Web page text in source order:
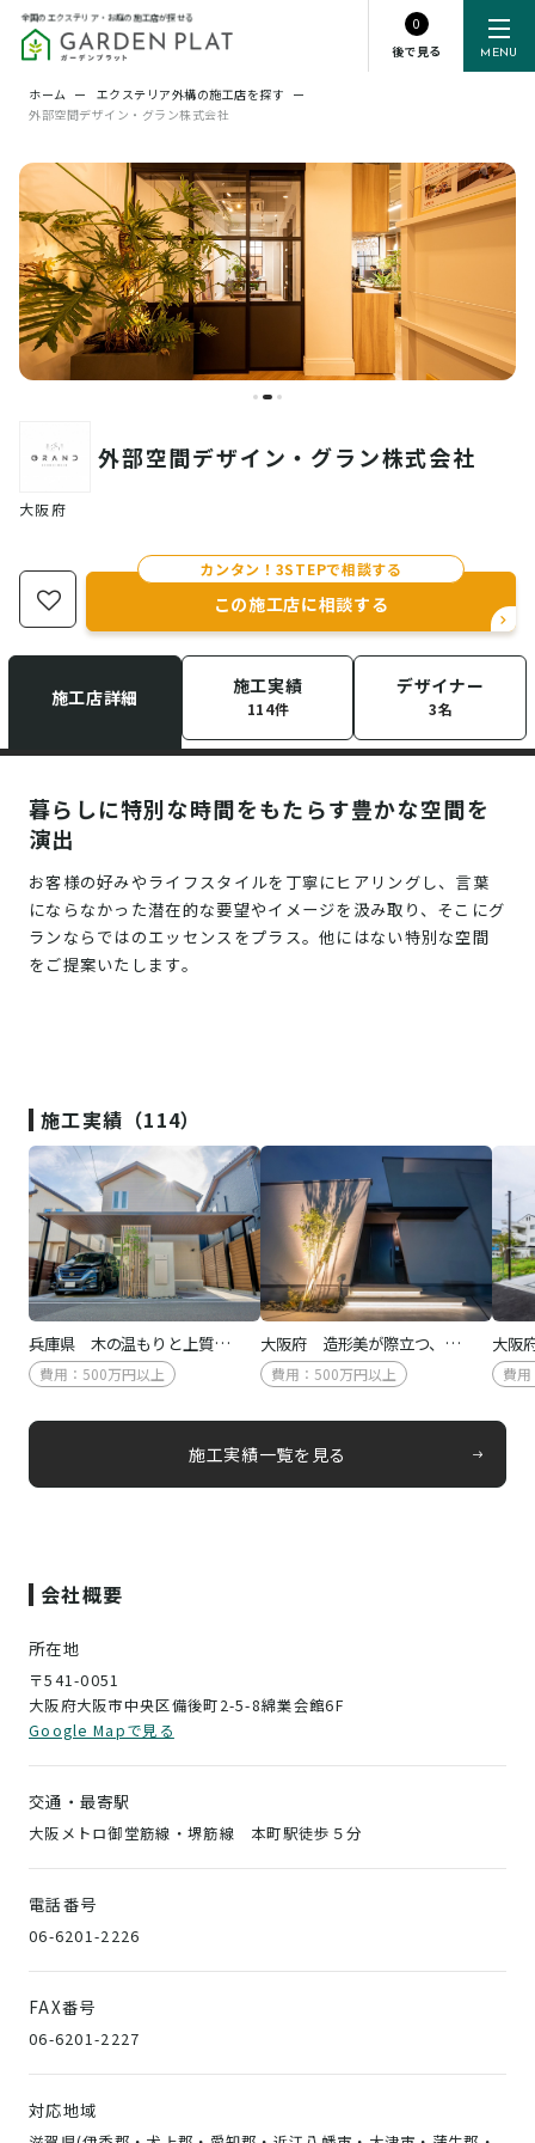
MENU
全国のエクステリア・お庭の施工店が探せる
0
後で見る
ホーム ー エクステリア外構の施工店を探す ー
外部空間デザイン・グラン株式会社
外部空間デザイン・グラン株式会社
大阪府
施工店詳細 施工実績
114件
デザイナー
3名
カンタン！3STEPで相談する
この施工店に相談する
暮らしに特別な時間をもたらす豊かな空間を
演出
お客様の好みやライフスタイルを丁寧にヒアリングし、言葉
にならなかった潜在的な要望やイメージを汲み取り、そこにグ
ランならではのエッセンスをプラス。他にはない特別な空間
をご提案いたします。
施工実績（114）
兵庫県 木の温もりと上質…
費用：500万円以上
大阪府 造形美が際立つ、…
費用：500万円以上
大阪
費
施工実績一覧を見る
会社概要
所在地
〒541-0051
大阪府大阪市中央区備後町2-5-8綿業会館6F
Google Mapで見る
交通・最寄駅
大阪メトロ御堂筋線・堺筋線 本町駅徒歩５分
電話番号
06-6201-2226
FAX番号
06-6201-2227
対応地域